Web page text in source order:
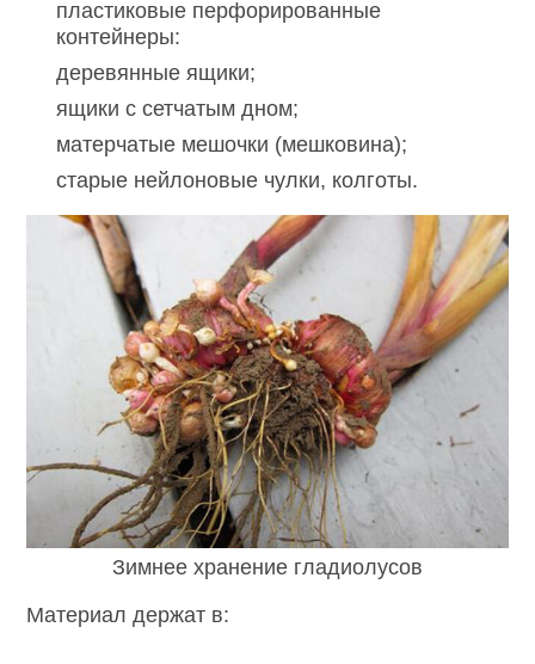
пластиковые перфорированные
контейнеры:
деревянные ящики;
ящики с сетчатым дном;
матерчатые мешочки (мешковина);
старые нейлоновые чулки, колготы.
Зимнее хранение гладиолусов
Материал держат в: